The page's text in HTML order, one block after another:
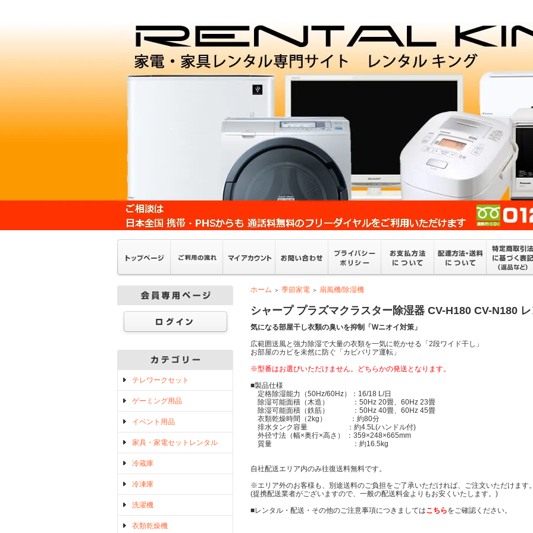
テレワークセット
ゲーミング用品
イベント用品
家具・家電セットレンタル
冷蔵庫
冷凍庫
洗濯機
衣類乾燥機
ホーム ＞ 季節家電 ＞ 扇風機/除湿機
シャープ プラズマクラスター除湿器 CV-H180 CV-N180
気になる部屋干し衣類の臭いを抑制「Wニオイ対策」
広範囲送風と強力除湿で大量の衣類を一気に乾かせる「2段ワイド干し」
お部屋のカビを未然に防ぐ「カビバリア運転」
※型番はお選びいただけません。どちらかの発送となります。
■製品仕様
定格除湿能力（50Hz/60Hz）：16/18 L/日
除湿可能面積（木造） ：50Hz 20畳、60Hz 23畳
除湿可能面積（鉄筋） ：50Hz 40畳、60Hz 45畳
衣類乾燥時間（2kg） ：約80分
排水タンク容量 ：約4.5L(ハンドル付)
外径寸法（幅×奥行×高さ） ：359×248×665mm
質量 ：約16.5kg
自社配送エリア内のみ往復送料無料です。
※エリア外のお客様も、別途送料のご負担をご了承いただければ、ご注文いただけます。
(提携配送業者がございますので、一般の配送料金よりもお安くいたします。)
■レンタル・配送・その他のご注意事項につきましてはこちらをご確認ください。